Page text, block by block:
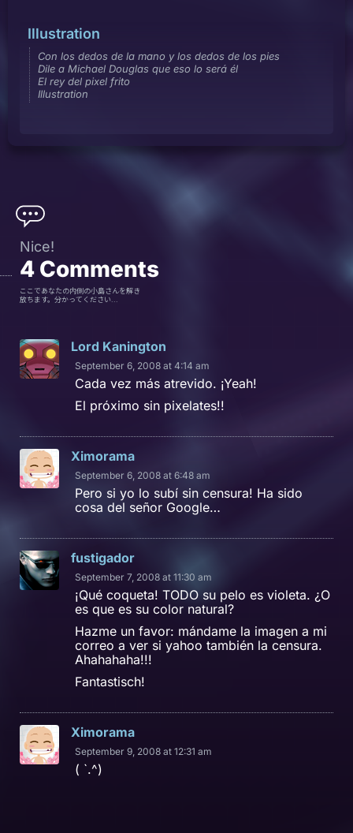
Illustration
Con los dedos de la mano y los dedos de los pies
Dile a Michael Douglas que eso lo será él
El rey del pixel frito
Illustration
Nice!
4 Comments
ここであなたの内側の小島さんを解き
放ちます。分かってください...
Lord Kanington
September 6, 2008 at 4:14 am
Cada vez más atrevido. ¡Yeah!
El próximo sin pixelates!!
Ximorama
September 6, 2008 at 6:48 am
Pero si yo lo subí sin censura! Ha sido
cosa del señor Google…
fustigador
September 7, 2008 at 11:30 am
¡Qué coqueta! TODO su pelo es violeta. ¿O
es que es su color natural?
Hazme un favor: mándame la imagen a mi
correo a ver si yahoo también la censura.
Ahahahaha!!!
Fantastisch!
Ximorama
September 9, 2008 at 12:31 am
( `.^)